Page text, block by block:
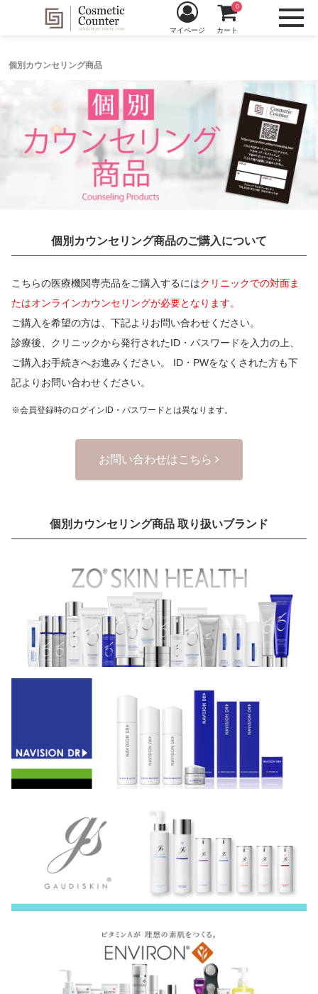
個別カウンセリング商品
マイページ カート
0
個別カウンセリング商品のご購入について
こちらの医療機関専売品をご購入するにはクリニックでの対面ま
たはオンラインカウンセリングが必要となります。
ご購入を希望の方は、下記よりお問い合わせください。
診療後、クリニックから発行されたID・パスワードを入力の上、
ご購入お手続きへお進みください。
ID・PWをなくされた方も下
記よりお問い合わせください。
※会員登録時のログインID・パスワードとは異なります。
お問い合わせはこちら
個別カウンセリング商品 取り扱いブランド